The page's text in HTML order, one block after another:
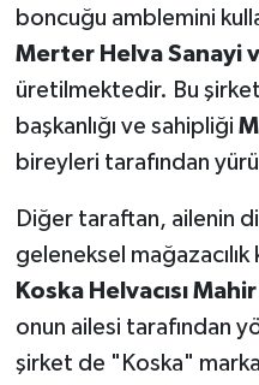
boncuğu amblemini
Merter Helva Sanayi
üretilmektedir. Bu
başkanlığı ve sahipliği
bireyleri tarafından
Diğer taraftan, ailenin
geleneksel
Koska Helvacısı
onun ailesi tarafından
şirket de "Koska"